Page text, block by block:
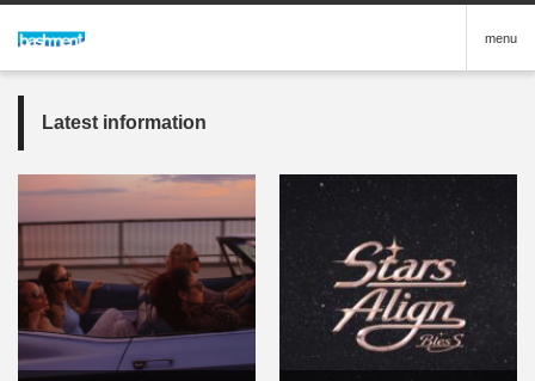
menu
Latest information